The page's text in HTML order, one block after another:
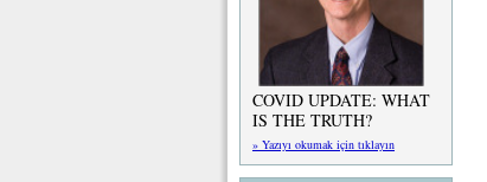
COVID UPDATE: WHAT
IS THE TRUTH?
» Yazıyı okumak için tıklayın